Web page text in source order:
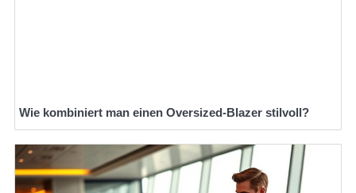
Wie kombiniert man einen Oversized-Blazer stilvoll?